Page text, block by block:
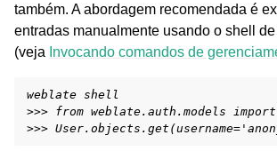
também. A abordagem recomendada é
entradas manualmente usando o shell
(veja Invocando comandos de
weblate shell
>>> from weblate.auth.models
>>>